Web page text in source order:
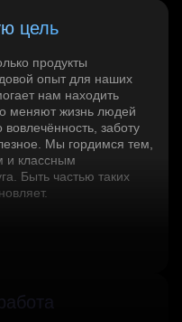
цель
продукты
опыт для наших
нам находить
меняют жизнь людей
заботу
Мы гордимся тем,
и классным
Быть частью таких